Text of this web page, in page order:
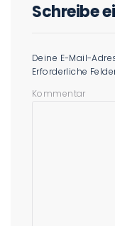
Schreibe
Deine E-Mail-
Erforderliche
Kommentar